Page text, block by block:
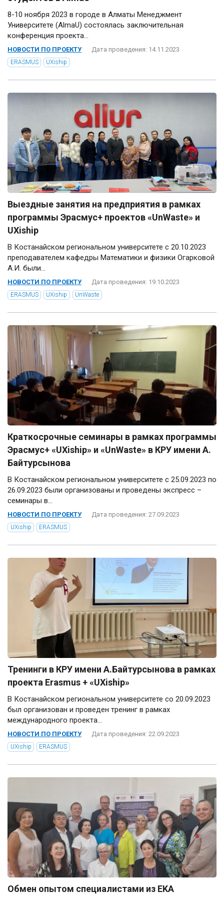
8-10 ноября 2023 в городе в Алматы Менеджмент
Университете (AlmaU) состоялась заключительная
конференция проекта...
НОВОСТИ ПО ПРОЕКТУ Дата проведения: 14.11.2023
ERASMUS UXiship
Выездные занятия на предприятия в рамках
программы Эрасмус+ проектов «UnWaste» и
UXiship
В Костанайском региональном университете с 20.10.2023
преподавателем кафедры Математики и физики Огарковой
А.И. были...
НОВОСТИ ПО ПРОЕКТУ Дата проведения: 19.10.2023
ERASMUS UXiship UnWaste
Краткосрочные семинары в рамках программы
Эрасмус+ «UXiship» и «UnWaste» в КРУ имени А.
Байтурсынова
В Костанайском региональном университете с 25.09.2023 по
26.09.2023 были организованы и проведены экспресс –
семинары в...
НОВОСТИ ПО ПРОЕКТУ Дата проведения: 27.09.2023
UXiship ERASMUS
Тренинги в КРУ имени А.Байтурсынова в рамках
проекта Erasmus + «UXiship»
В Костанайском региональном университете со 20.09.2023
был организован и проведен тренинг в рамках
международного проекта...
НОВОСТИ ПО ПРОЕКТУ Дата проведения: 22.09.2023
UXiship ERASMUS
Обмен опытом специалистами из EKA